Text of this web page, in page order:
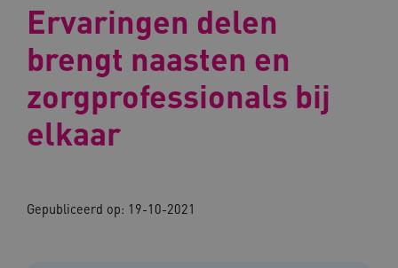
Ervaringen delen
brengt naasten en
zorgprofessionals bij
elkaar
Gepubliceerd op: 19-10-2021